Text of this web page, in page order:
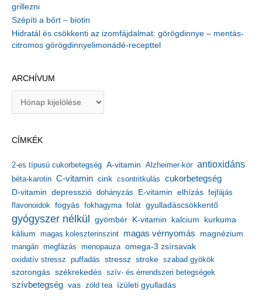
grillezni
Szépíti a bőrt – biotin
Hidratál és csökkenti az izomfájdalmat: görögdinnye – mentás-
citromos görögdinnyelimonádé-recepttel
ARCHÍVUM
í
u
m
CÍMKÉK
2-es típusú cukorbetegség A-vitamin Alzheimer-kór antioxidáns
béta-karotin C-vitamin cink csontritkulás cukorbetegség
D-vitamin depresszió dohányzás E-vitamin elhízás fejfájás
flavonoidok fogyás fokhagyma folát gyulladáscsökkentő
gyógyszer nélkül gyömbér K-vitamin kalcium kurkuma
kálium magas koleszterinszint magas vérnyomás magnézium
mangán megfázás menopauza omega-3 zsírsavak
oxidatív stressz puffadás stressz stroke szabad gyökök
szorongás székrekedés szív- és érrendszeri betegségek
szívbetegség vas zöld tea ízületi gyulladás